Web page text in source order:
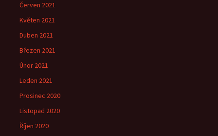
Červen 2021
Květen 2021
Duben 2021
Březen 2021
Únor 2021
Leden 2021
Prosinec 2020
Listopad 2020
Říjen 2020